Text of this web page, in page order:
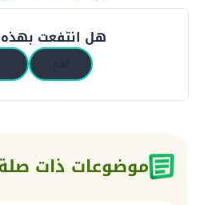
هل انتفعت بهذه
موضوعات ذات